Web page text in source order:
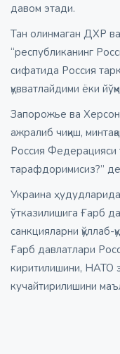
давом этади.
Тан олинмаган ДХР
“республиканинг
сифатида Россия
қувватлайдими ёки
Запорожье ва
ажралиб чиқиш,
Россия Федерацияси
тарафдоримисиз?”
Украина
ўтказилишига Ғарб
санкцияларни қўллаб-
Ғарб давлатлари
киритилишини, НАТО
кучайтирилишини